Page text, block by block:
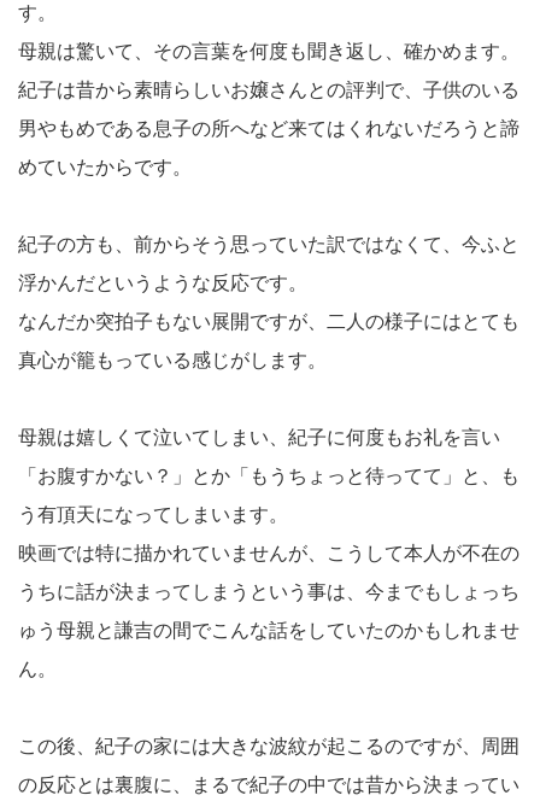
す。
母親は驚いて、その言葉を何度も聞き返し、確かめます。
紀子は昔から素晴らしいお嬢さんとの評判で、子供のいる
男やもめである息子の所へなど来てはくれないだろうと諦
めていたからです。
紀子の方も、前からそう思っていた訳ではなくて、今ふと
浮かんだというような反応です。
なんだか突拍子もない展開ですが、二人の様子にはとても
真心が籠もっている感じがします。
母親は嬉しくて泣いてしまい、紀子に何度もお礼を言い
「お腹すかない？」とか「もうちょっと待ってて」と、も
う有頂天になってしまいます。
映画では特に描かれていませんが、こうして本人が不在の
うちに話が決まってしまうという事は、今までもしょっち
ゅう母親と謙吉の間でこんな話をしていたのかもしれませ
ん。
この後、紀子の家には大きな波紋が起こるのですが、周囲
の反応とは裏腹に、まるで紀子の中では昔から決まってい